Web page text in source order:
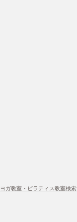
ヨガ教室・ピラティス教室検索